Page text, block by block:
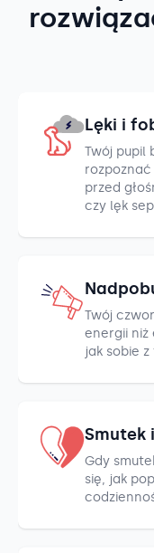
Lęki i
Twój pupil
przed
czy lęk
Twój
energii niż
jak sobie
Smutek
Gdy
się, jak